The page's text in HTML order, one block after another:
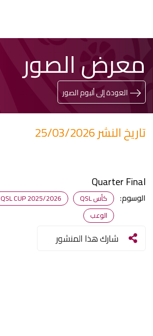
المحتوى
الرئيسي
معرض الصور
العودة إلى ألبوم الصور
تاريخ النشر 25/03/2026
Quarter Final
الوسوم: كأس QSL QSL CUP 2025/2026
الوعب
شارك هذا المنشور